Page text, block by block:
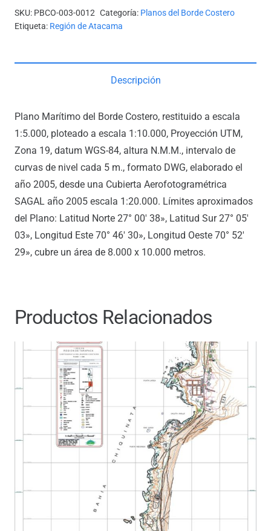
SKU: PBCO-003-0012 Categoría: Planos del Borde Costero
Etiqueta: Región de Atacama
Descripción
Plano Marítimo del Borde Costero, restituido a escala
1:5.000, ploteado a escala 1:10.000, Proyección UTM,
Zona 19, datum WGS-84, altura N.M.M., intervalo de
curvas de nivel cada 5 m., formato DWG, elaborado el
año 2005, desde una Cubierta Aerofotogramétrica
SAGAL año 2005 escala 1:20.000. Límites aproximados
del Plano: Latitud Norte 27° 00′ 38», Latitud Sur 27° 05′
03», Longitud Este 70° 46′ 30», Longitud Oeste 70° 52′
29», cubre un área de 8.000 x 10.000 metros.
Productos Relacionados